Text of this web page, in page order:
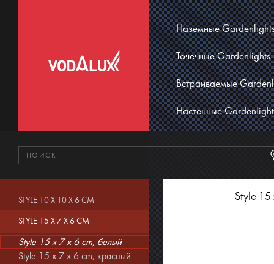
Наземные
Точечные Gardenlights
Встраиваемые
Настенные
Style 15
STYLE 10 X 10 X 6 CM
STYLE 15 X 7 X 6 CM
Style 15 x 7 x 6 cm, белый
Style 15 x 7 x 6 cm, красный